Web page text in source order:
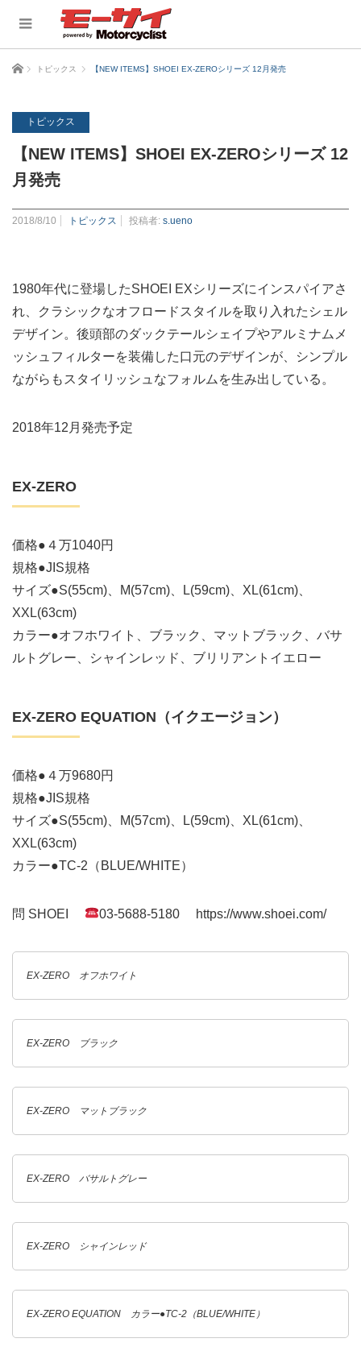
ホーム トピックス 【NEW ITEMS】SHOEI EX-ZEROシリーズ 12月発売
トピックス
【NEW ITEMS】SHOEI EX-ZEROシリーズ 12
月発売
2018/8/10 トピックス 投稿者: s.ueno
1980年代に登場したSHOEI EXシリーズにインスパイアさ
れ、クラシックなオフロードスタイルを取り入れたシェル
デザイン。後頭部のダックテールシェイプやアルミナムメ
ッシュフィルターを装備した口元のデザインが、シンプル
ながらもスタイリッシュなフォルムを生み出している。
2018年12月発売予定
EX-ZERO
価格●４万1040円
規格●JIS規格
サイズ●S(55cm)、M(57cm)、L(59cm)、XL(61cm)、
XXL(63cm)
カラー●オフホワイト、ブラック、マットブラック、バサ
ルトグレー、シャインレッド、ブリリアントイエロー
EX-ZERO EQUATION（イクエージョン）
価格●４万9680円
規格●JIS規格
サイズ●S(55cm)、M(57cm)、L(59cm)、XL(61cm)、
XXL(63cm)
カラー●TC-2（BLUE/WHITE）
問 SHOEI 03-5688-5180 https://www.shoei.com/
EX-ZERO オフホワイト
EX-ZERO ブラック
EX-ZERO マットブラック
EX-ZERO バサルトグレー
EX-ZERO シャインレッド
EX-ZERO EQUATION カラー●TC-2（BLUE/WHITE）